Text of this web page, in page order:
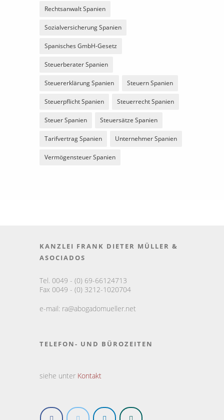
Rechtsanwalt Spanien
Sozialversicherung Spanien
Spanisches GmbH-Gesetz
Steuerberater Spanien
Steuererklärung Spanien Steuern Spanien
Steuerpflicht Spanien Steuerrecht Spanien
Steuer Spanien Steuersätze Spanien
Tarifvertrag Spanien Unternehmer Spanien
Vermögensteuer Spanien
KANZLEI FRANK DIETER MÜLLER &
ASOCIADOS
Tel. 0049 - (0) 69-66124713
Fax 0049 - (0) 3212-1020704
e-mail: ra@abogadomueller.net
TELEFON- UND BÜROZEITEN
siehe unter Kontakt